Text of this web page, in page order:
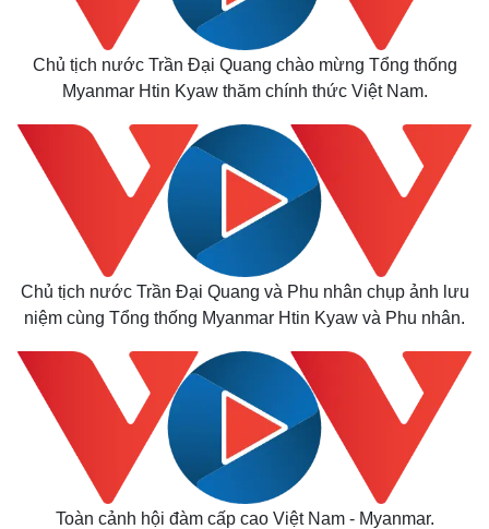
Infographic
Chủ tịch nước Trần Đại Quang chào mừng Tổng thống
Myanmar Htin Kyaw thăm chính thức Việt Nam.
Chủ tịch nước Trần Đại Quang và Phu nhân chụp ảnh lưu
niệm cùng Tổng thống Myanmar Htin Kyaw và Phu nhân.
Toàn cảnh hội đàm cấp cao Việt Nam - Myanmar.